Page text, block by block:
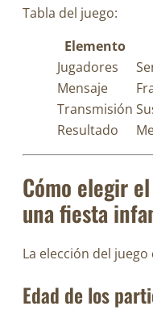
Tabla del juego:
Elemento
Jugadores
Mensaje
Transmisión
Resultado
Cómo elegir
una fiesta
La elección del
Edad de los